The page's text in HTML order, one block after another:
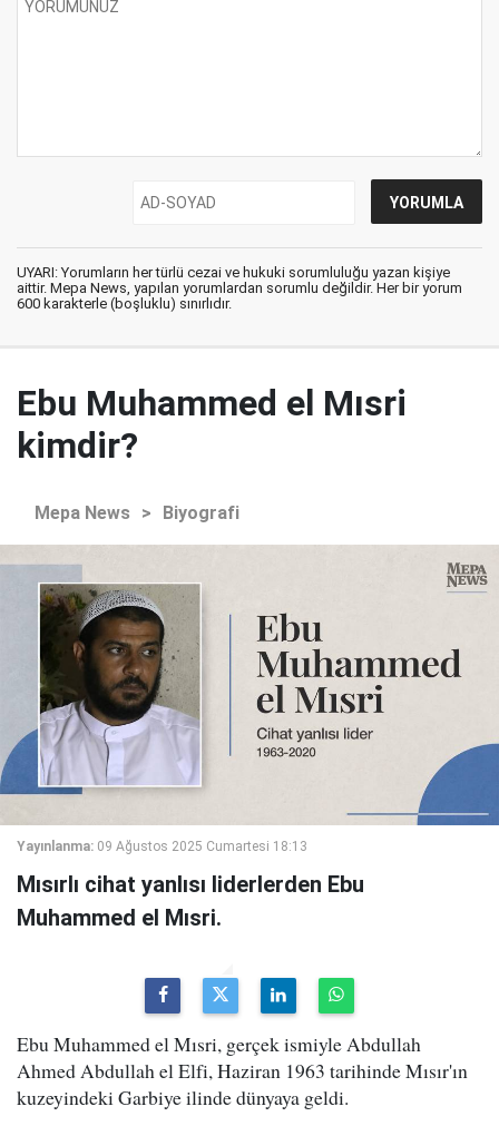
UYARI: Yorumların her türlü cezai ve hukuki sorumluluğu yazan kişiye
aittir. Mepa News, yapılan yorumlardan sorumlu değildir. Her bir yorum
600 karakterle (boşluklu) sınırlıdır.
Ebu Muhammed el Mısri
kimdir?
Mepa News > Biyografi
Yayınlanma: 09 Ağustos 2025 Cumartesi 18:13
Mısırlı cihat yanlısı liderlerden Ebu
Muhammed el Mısri.
Ebu Muhammed el Mısri, gerçek ismiyle Abdullah
Ahmed Abdullah el Elfi, Haziran 1963 tarihinde Mısır'ın
kuzeyindeki Garbiye ilinde dünyaya geldi.